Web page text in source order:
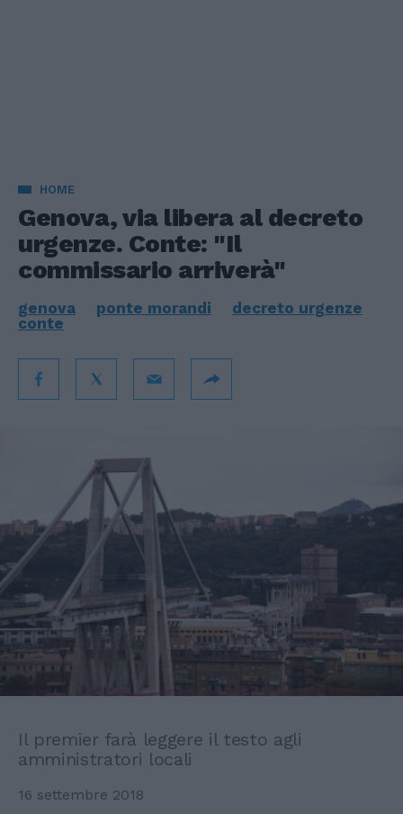
HOME
Genova, via libera al decreto
urgenze. Conte: "Il
commissario arriverà"
genova ponte morandi
decreto urgenze
conte
Il premier farà leggere il testo agli
amministratori locali
16 settembre 2018